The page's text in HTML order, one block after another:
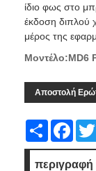
ίδιο φως στο
έκδοση διπλού
μέρος της
Μοντέλο:MD6
Αποστολή
Share
περιγραφή